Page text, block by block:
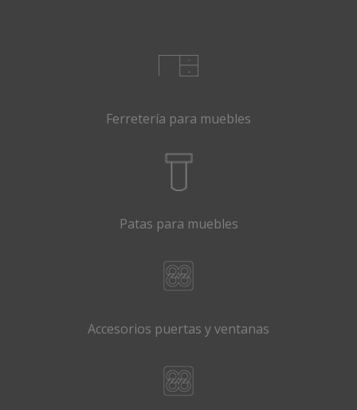
Ferretería para muebles
Patas para muebles
Accesorios puertas y ventanas